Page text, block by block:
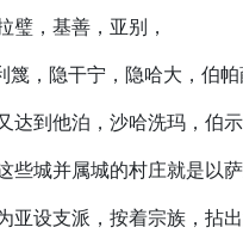
璧，基善，亚别，
篾，隐干宁，隐哈大，伯帕
达到他泊，沙哈洗玛，伯
些城并属城的村庄就是以
亚设支派，按着宗族，拈出